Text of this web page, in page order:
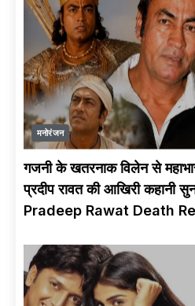
मनोरंजन
गजनी के खतरनाक विलेन से
प्रदीप रावत की आखिरी कहानी
Pradeep Rawat Death